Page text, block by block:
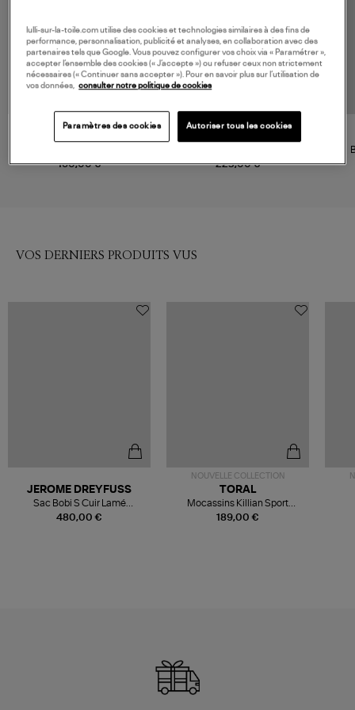
160,00 € 225,00 €
VOS DERNIERS PRODUITS VUS
480,00 €
JEROME DREYFUSS
Sac Bobi S Cuir Lamé
Champagne
NOUVELLE COLLECTION
189,00 €
TORAL
Mocassins Killian Sport
Mousse
lulli-sur-la-toile.com utilise des cookies et technologies similaires à des fins de
performance, personnalisation, publicité et analyses, en collaboration avec des
partenaires tels que Google. Vous pouvez configurer vos choix via « Paramétrer »,
accepter l’ensemble des cookies (« J’accepte ») ou refuser ceux non strictement
nécessaires (« Continuer sans accepter »). Pour en savoir plus sur l’utilisation de
vos données, consulter notre politique de cookies
Paramètres des cookies Autoriser tous les cookies